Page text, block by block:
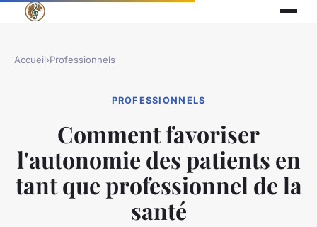
Accueil›Professionnels
PROFESSIONNELS
Comment favoriser
l'autonomie des patients en
tant que professionnel de la
santé